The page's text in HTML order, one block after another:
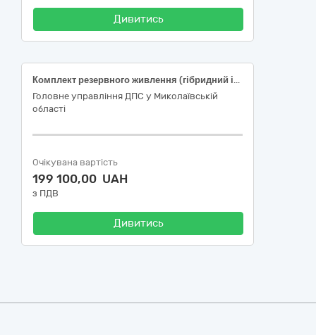
Дивитись
Комплект резервного живлення (гібридний інвертор з акумулятором)
Головне управління ДПС у Миколаївській
області
Очікувана вартість
199 100,00 UAH
з ПДВ
Дивитись